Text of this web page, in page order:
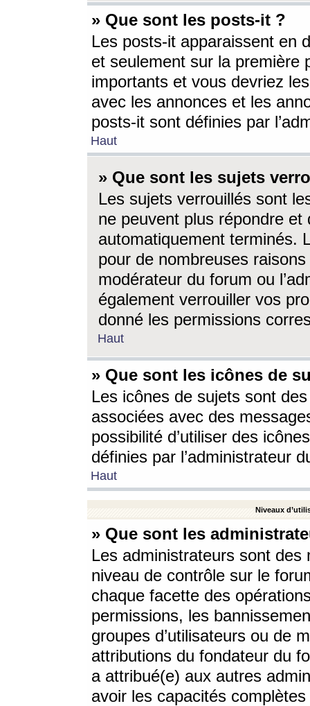
» Que sont les posts-it ?
Les posts-it apparaissent en
et seulement sur la première
importants et vous devriez
avec les annonces et les
posts-it sont définies par
Haut
» Que sont les sujets
Les sujets verrouillés sont
ne peuvent plus répondre
automatiquement terminés.
pour de nombreuses
modérateur du forum ou
également verrouiller vos
donné les permissions
Haut
» Que sont les icônes de
Les icônes de sujets sont
associées avec des
possibilité d’utiliser des
définies par l’administrateur
Haut
Niveaux
» Que sont les
Les administrateurs sont
niveau de contrôle sur le
chaque facette des
permissions, les
groupes d’utilisateurs ou de
attributions du fondateur du
a attribué(e) aux autres
avoir les capacités